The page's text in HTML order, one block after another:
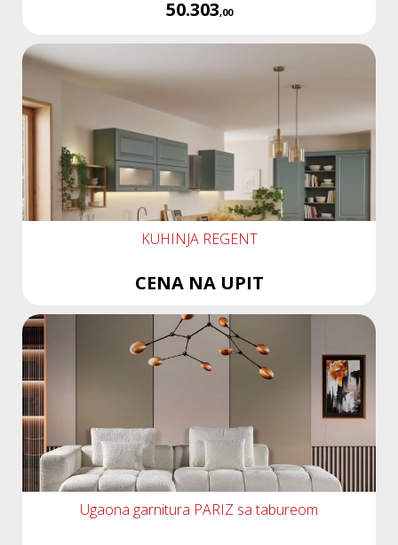
50.303,00
KUHINJA REGENT
CENA NA UPIT
Ugaona garnitura PARIZ sa tabureom